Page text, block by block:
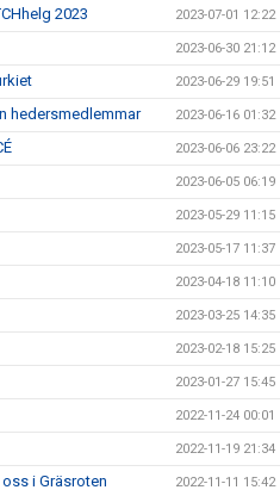
2023 2023-07-01 12:22
2023-06-30 21:12
2023-06-29 19:51
hedersmedlemmar 2023-06-16 01:32
2023-06-06 23:22
2023-06-05 06:19
2023-05-29 11:15
2023-05-17 11:37
2023-04-18 11:10
2023-03-25 14:35
2023-02-18 15:25
2023-01-27 15:45
2022-11-24 00:01
2022-11-19 21:34
i Gräsroten 2022-11-11 15:42